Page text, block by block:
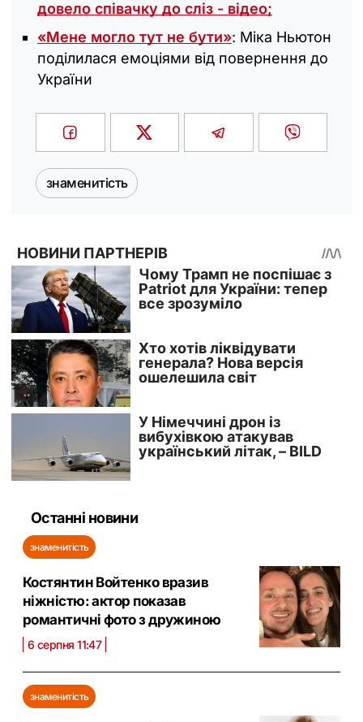
довело співачку до сліз - відео;
«Мене могло тут не бути»: Міка Ньютон
поділилася емоціями від повернення до
України
знаменитість
Останні новини
знаменитість
Костянтин Войтенко вразив
ніжністю: актор показав
романтичні фото з дружиною
6 серпня 11:47
знаменитість